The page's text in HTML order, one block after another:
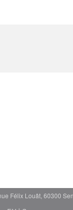
Félix Louât, 60300